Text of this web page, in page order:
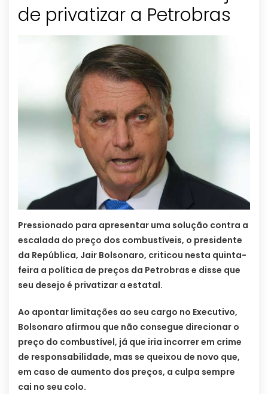
de privatizar a Petrobras
Pressionado para apresentar uma solução contra a
escalada do preço dos combustíveis, o presidente
da República, Jair Bolsonaro, criticou nesta quinta-
feira a política de preços da Petrobras e disse que
seu desejo é privatizar a estatal.
Ao apontar limitações ao seu cargo no Executivo,
Bolsonaro afirmou que não consegue direcionar o
preço do combustível, já que iria incorrer em crime
de responsabilidade, mas se queixou de novo que,
em caso de aumento dos preços, a culpa sempre
cai no seu colo.